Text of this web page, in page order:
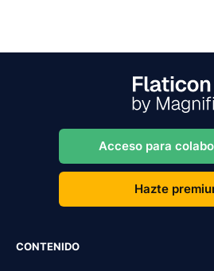
Acceso para
Hazte
CONTENIDO